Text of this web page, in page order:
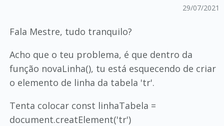
29/07/2021
Fala Mestre, tudo tranquilo?
Acho que o teu problema, é que dentro da
função novaLinha(), tu está esquecendo de criar
o elemento de linha da tabela 'tr'.
Tenta colocar const linhaTabela =
document.creatElement('tr')